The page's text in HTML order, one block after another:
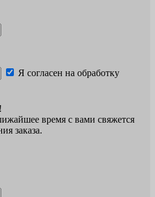
Я согласен на обработку
время с вами свяжется
заказа.